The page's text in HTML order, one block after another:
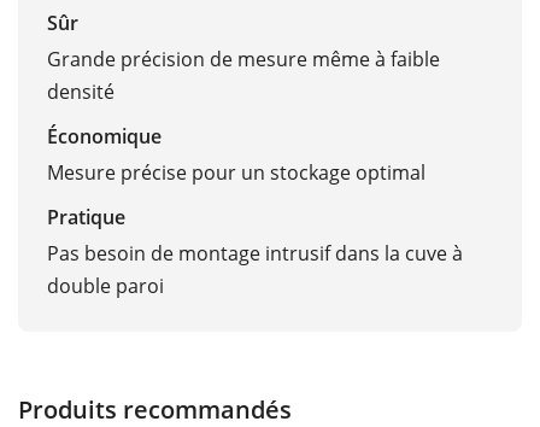
Sûr
Grande précision de mesure même à faible
densité
Économique
Mesure précise pour un stockage optimal
Pratique
Pas besoin de montage intrusif dans la cuve à
double paroi
Produits recommandés